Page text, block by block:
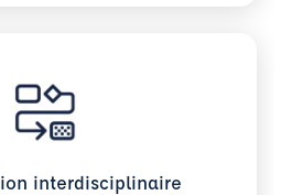
interdisciplinaire